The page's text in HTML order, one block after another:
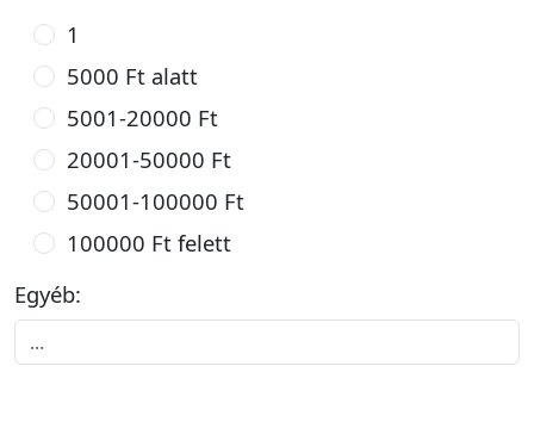
1
5000 Ft alatt
5001-20000 Ft
20001-50000 Ft
50001-100000 Ft
100000 Ft felett
Egyéb: